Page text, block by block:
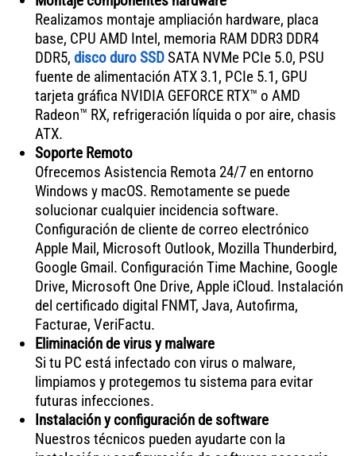
Realizamos montaje ampliación hardware, placa
base, CPU AMD Intel, memoria RAM DDR3 DDR4
DDR5, disco duro SSDSATA NVMe PCIe 5.0, PSU
fuente de alimentación ATX 3.1, PCIe 5.1, GPU
tarjeta gráfica NVIDIA GEFORCE RTX™ o AMD
Radeon™ RX, refrigeración líquida o por aire, chasis
ATX.
Soporte Remoto
Ofrecemos Asistencia Remota 24/7 en entorno
Windows y macOS. Remotamente se puede
solucionar cualquier incidencia software.
Configuración de cliente de correo electrónico
Apple Mail, Microsoft Outlook, Mozilla Thunderbird,
Google Gmail. Configuración Time Machine, Google
Drive, Microsoft One Drive, Apple iCloud. Instalación
del certificado digital FNMT, Java, Autofirma,
Facturae, VeriFactu.
Eliminación de virus y malware
Si tu PC está infectado con virus o malware,
limpiamos y protegemos tu sistema para evitar
futuras infecciones.
Instalación y configuración de software
Nuestros técnicos pueden ayudarte con la